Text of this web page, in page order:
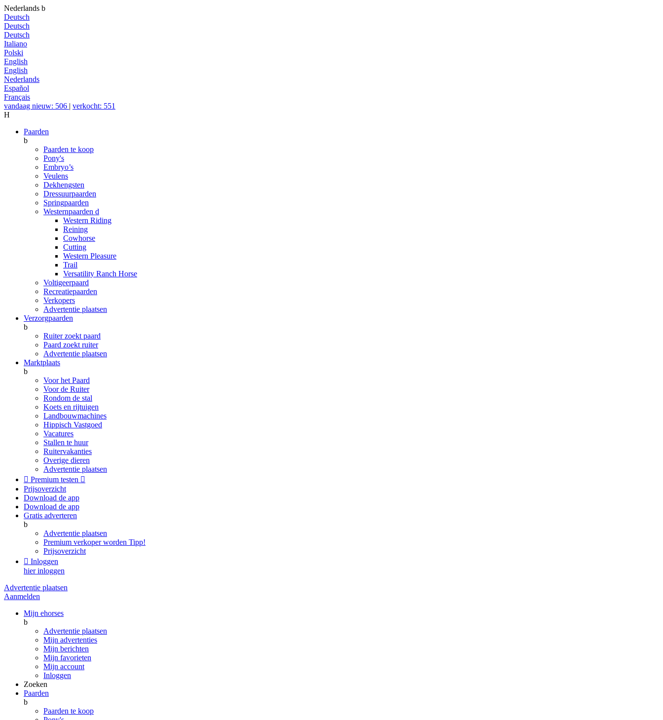
Nederlands b
Deutsch
Deutsch
Deutsch
Italiano
Polski
English
English
Nederlands
Español
Français
vandaag nieuw: 506 | verkocht: 551
H
Paarden
b
Paarden te koop
Pony's
Embryo’s
Veulens
Dekhengsten
Dressuurpaarden
Springpaarden
Westernpaarden d
Western Riding
Reining
Cowhorse
Cutting
Western Pleasure
Trail
Versatility Ranch Horse
Voltigeerpaard
Recreatiepaarden
Verkopers
Advertentie plaatsen
Verzorgpaarden
b
Ruiter zoekt paard
Paard zoekt ruiter
Advertentie plaatsen
Marktplaats
b
Voor het Paard
Voor de Ruiter
Rondom de stal
Koets en rijtuigen
Landbouwmachines
Hippisch Vastgoed
Vacatures
Stallen te huur
Ruitervakanties
Overige dieren
Advertentie plaatsen
 Premium testen 
Prijsoverzicht
Download de app
Download de app
Gratis adverteren
b
Advertentie plaatsen
Premium verkoper worden Tipp!
Prijsoverzicht
 Inloggen
hier inloggen
Advertentie plaatsen
Aanmelden
Mijn ehorses
b
Advertentie plaatsen
Mijn advertenties
Mijn berichten
Mijn favorieten
Mijn account
Inloggen
Zoeken
Paarden
b
Paarden te koop